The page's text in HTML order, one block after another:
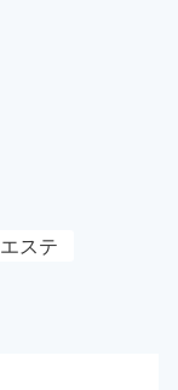
エステ